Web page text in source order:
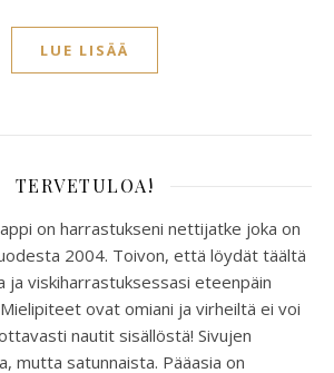
LUE LISÄÄ
TERVETULOA!
on harrastukseni nettijatke joka on
2004. Toivon, että löydät täältä
ja viskiharrastuksessasi eteenpäin
ovat omiani ja virheiltä ei voi
nautit sisällöstä! Sivujen
mutta satunnaista. Pääasia on